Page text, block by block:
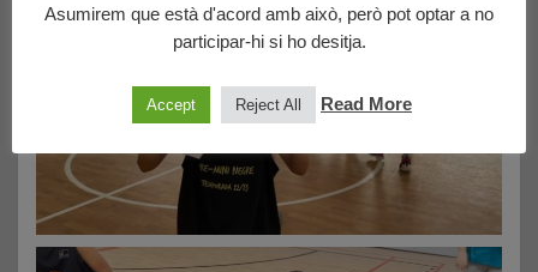
Asumirem que està d'acord amb això, però pot optar a no
participar-hi si ho desitja.
Accept Reject All Read More